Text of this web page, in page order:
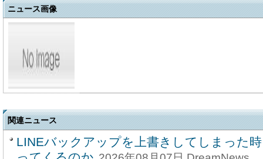
ニュース画像
関連ニュース
LINEバックアップを上書きしてしまった